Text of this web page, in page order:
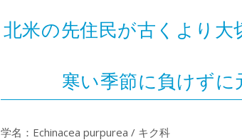
北米の先住民が古くより
寒い季節に負けず
学名：Echinacea purpurea / キク科